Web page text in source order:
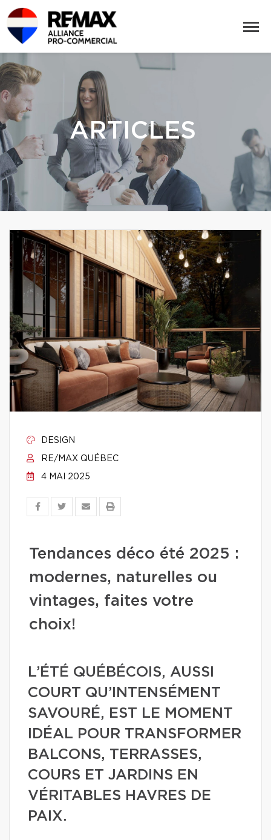
ARTICLES
DESIGN
RE/MAX QUÉBEC
4 MAI 2025
Tendances déco été 2025 :
modernes, naturelles ou
vintages, faites votre
choix!
L’ÉTÉ QUÉBÉCOIS, AUSSI
COURT QU’INTENSÉMENT
SAVOURÉ, EST LE MOMENT
IDÉAL POUR TRANSFORMER
BALCONS, TERRASSES,
COURS ET JARDINS EN
VÉRITABLES HAVRES DE
PAIX.